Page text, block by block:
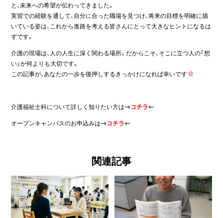
と、未来への希望が伝わってきました。
実習での経験を通して、自分に合った職場を見つけ、将来の目標を明確に描
いている姿は、これから進路を考える皆さんにとって大きなヒントになるは
ずです。
介護の現場は、人の人生に深く関わる場所。だからこそ、そこに立つ人の「想
い」が何よりも大切です。
この記事が、あなたの一歩を後押しするきっかけになれば幸いです
介護福祉士科について詳しく知りたい方は→コチラ←
オープンキャンパスのお申込みは→コチラ←
関連記事